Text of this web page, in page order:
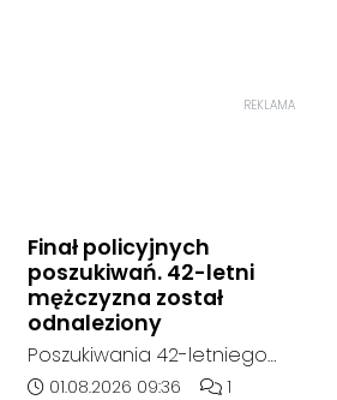
REKLAMA
Finał policyjnych
poszukiwań. 42-letni
mężczyzna został
odnaleziony
Poszukiwania 42-letniego
mężczyzny zostały zakończone.
Data dodania artykułu:
01.08.2026 09:36 Liczba
1